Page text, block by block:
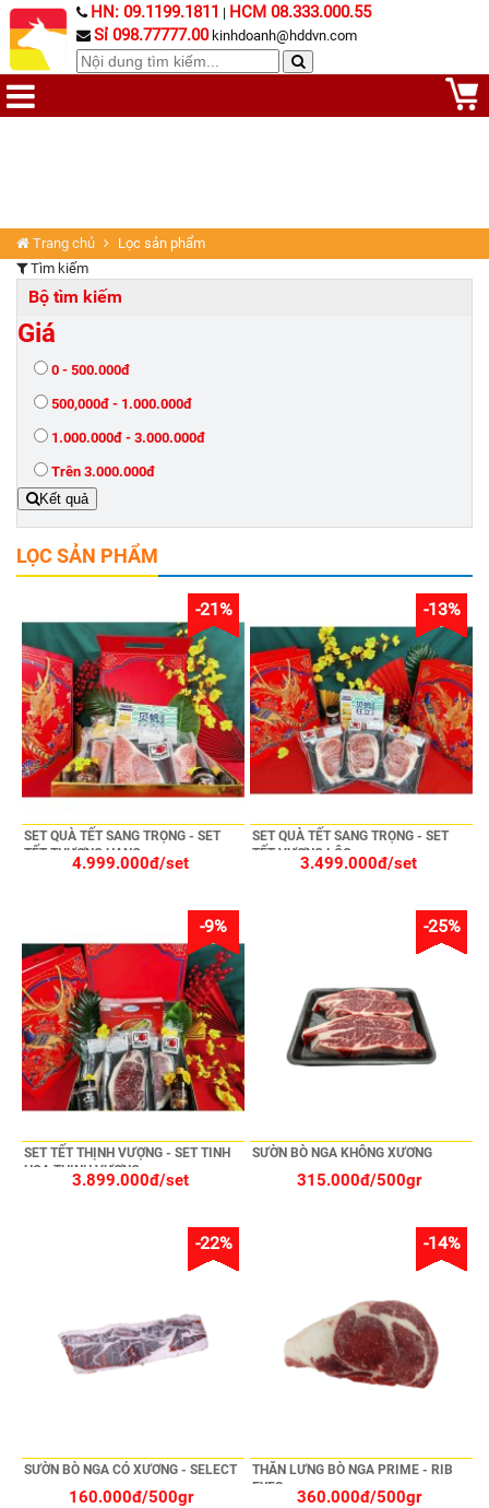
HN: 09.1199.1811 | HCM 08.333.000.55
Sỉ 098.77777.00 kinhdoanh@hddvn.com
Trang chủ
Lọc sản phẩm
Tìm kiếm
Bộ tìm kiếm
Giá
0 - 500.000đ
500,000đ - 1.000.000đ
1.000.000đ - 3.000.000đ
Trên 3.000.000đ
Kết quả
LỌC SẢN PHẨM
SET QUÀ TẾT SANG TRỌNG - SET
TẾT THƯỢNG HẠNG
4.999.000đ/set
-21%
SET QUÀ TẾT SANG TRỌNG - SET
TẾT VƯỢNG LỘC3.499.000đ/set
-13%
SET TẾT THỊNH VƯỢNG - SET TINH
HOA THỊNH VƯỢNG
3.899.000đ/set
-9%
SƯỜN BÒ NGA KHÔNG XƯƠNG
315.000đ/500gr
-25%
SƯỜN BÒ NGA CÓ XƯƠNG - SELECT
160.000đ/500gr
-22%
THĂN LƯNG BÒ NGA PRIME - RIB
EYES
360.000đ/500gr
-14%